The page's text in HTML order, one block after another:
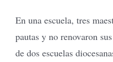
En una escuela, tres
pautas y no renovaron
de dos escuelas